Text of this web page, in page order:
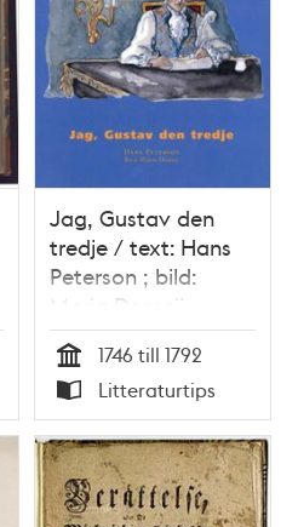
Jag, Gustav den
tredje / text: Hans
Peterson ; bild:
Maria Domeij
Tid
1746 till 1792
Typ
Litteraturtips